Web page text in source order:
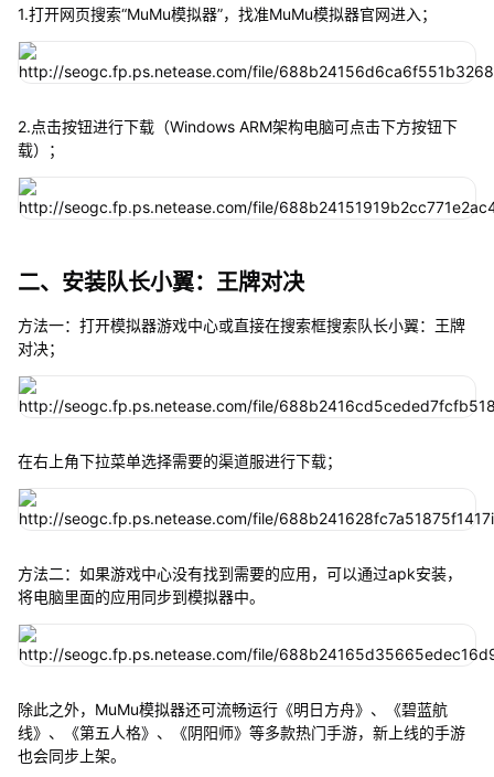
1.打开网页搜索“MuMu模拟器”，找准MuMu模拟器官网进入；
2.点击按钮进行下载（Windows ARM架构电脑可点击下方按钮下
载）；
二、安装队长小翼：王牌对决
方法一：打开模拟器游戏中心或直接在搜索框搜索队长小翼：王牌
对决；
在右上角下拉菜单选择需要的渠道服进行下载；
方法二：如果游戏中心没有找到需要的应用，可以通过apk安装，
将电脑里面的应用同步到模拟器中。
除此之外，MuMu模拟器还可流畅运行《明日方舟》、《碧蓝航
线》、《第五人格》、《阴阳师》等多款热门手游，新上线的手游
也会同步上架。